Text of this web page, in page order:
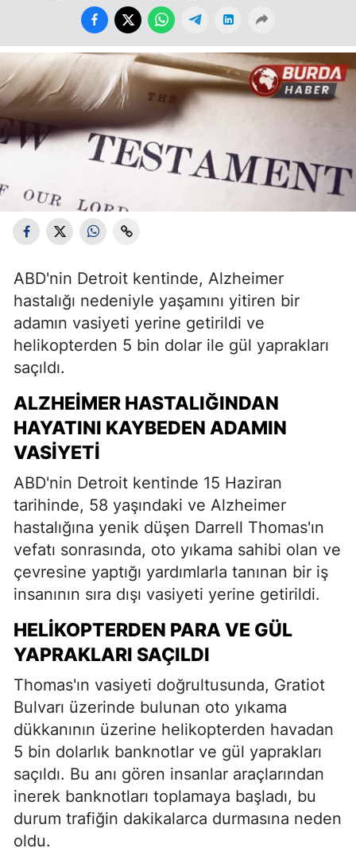
ABD'nin Detroit kentinde, Alzheimer
hastalığı nedeniyle yaşamını yitiren bir
adamın vasiyeti yerine getirildi ve
helikopterden 5 bin dolar ile gül yaprakları
saçıldı.
ALZHEIMER HASTALIĞINDAN
HAYATINI KAYBEDEN ADAMIN
VASIYETI
ABD'nin Detroit kentinde 15 Haziran
tarihinde, 58 yaşındaki ve Alzheimer
hastalığına yenik düşen Darrell Thomas'ın
vefatı sonrasında, oto yıkama sahibi olan ve
çevresine yaptığı yardımlarla tanınan bir iş
insanının sıra dışı vasiyeti yerine getirildi.
HELIKOPTERDEN PARA VE GÜL
YAPRAKLARI SAÇILDI
Thomas'ın vasiyeti doğrultusunda, Gratiot
Bulvarı üzerinde bulunan oto yıkama
dükkanının üzerine helikopterden havadan
5 bin dolarlık banknotlar ve gül yaprakları
saçıldı. Bu anı gören insanlar araçlarından
inerek banknotları toplamaya başladı, bu
durum trafiğin dakikalarca durmasına neden
oldu.